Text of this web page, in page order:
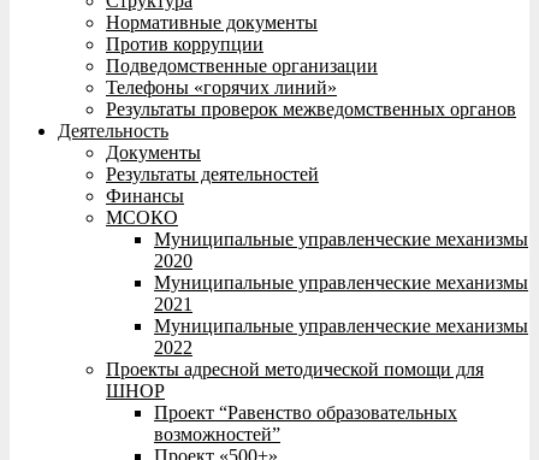
Нормативные документы
Против коррупции
Подведомственные организации
Телефоны «горячих линий»
Результаты проверок межведомственных органов
Деятельность
Документы
Результаты деятельностей
Финансы
МСОКО
Муниципальные управленческие механизмы
2020
Муниципальные управленческие механизмы
2021
Муниципальные управленческие механизмы
2022
Проекты адресной методической помощи для
ШНОР
Проект “Равенство образовательных
возможностей”
Проект «500+»